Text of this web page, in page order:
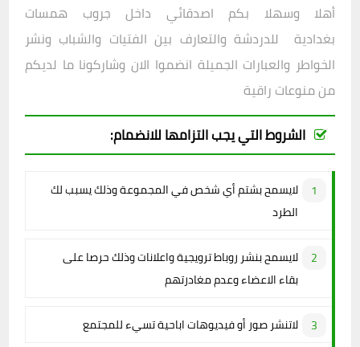
أهلا وسهلا بكم اصدقائي داخل جروب همسات
بغدادية للدردشة والتعارف بين الفتيات والشباب ونشر
الخواطر والعبارات الجميلة انضموا الان وشاركونا ما لديكم
من منوعات راقية
الشروط التي يجب التزامها للانضمام:
لايسمح بشتم أي شخص في المجموعة وذلك يسبب لك
الطرد
لايسمح بنشر روباط ترويجية واعلانات وذلك حرصا على
بقاء الاعضاء وعدم مغادرتهم
لاتنشر صور أو فيديوهات اباحية تسيء للمجتمع